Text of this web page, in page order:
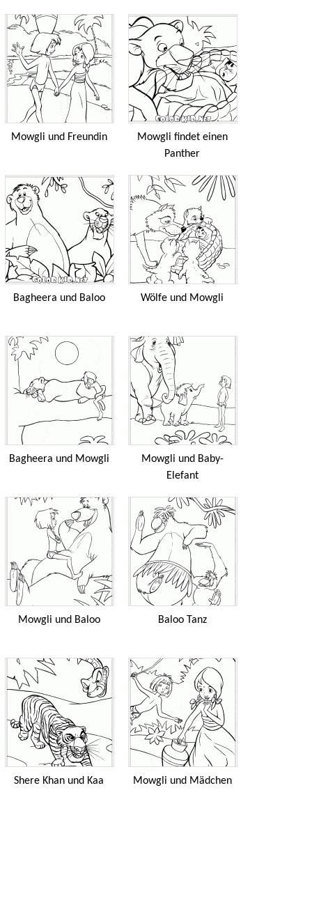
Mowgli und Freundin
Mowgli findet einen
Panther
Bagheera und Baloo Wölfe und Mowgli
Bagheera und Mowgli
Mowgli und Baby-
Elefant
Mowgli und Baloo Baloo Tanz
Shere Khan und Kaa Mowgli und Mädchen